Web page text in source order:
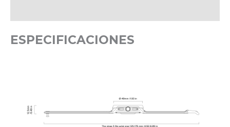
ESPECIFICACIONES